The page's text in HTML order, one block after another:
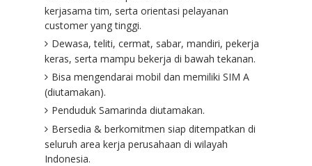
kerjasama tim, serta orientasi pelayanan
customer yang tinggi.
Dewasa, teliti, cermat, sabar, mandiri, pekerja
keras, serta mampu bekerja di bawah tekanan.
Bisa mengendarai mobil dan memiliki SIM A
(diutamakan).
Penduduk Samarinda diutamakan.
Bersedia & berkomitmen siap ditempatkan di
seluruh area kerja perusahaan di wilayah
Indonesia.